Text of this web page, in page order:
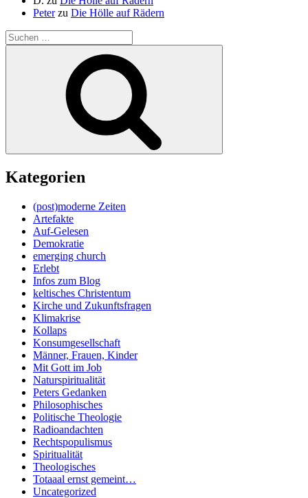
Peterzu Die Hölle auf Rädern
Suche
nach:
Kategorien
(post)moderne Zeiten
Artefakte
Auf-Gelesen
Demokratie
emerging church
Erlebt
Infos zum Blog
keltisches Christentum
Kirche und Zukunftsfragen
Klimakrise
Kollaps
Konsumgesellschaft
Männer, Frauen, Kinder
Mit Gott im Job
Naturspiritualität
Peters Gedanken
Philosophisches
Politische Theologie
Radioandachten
Rechtspopulismus
Spiritualität
Theologisches
Totaaal ernst gemeint…
Uncategorized